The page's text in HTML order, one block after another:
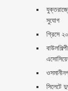
সুযোগ
গ্রিসে
সিলেটে